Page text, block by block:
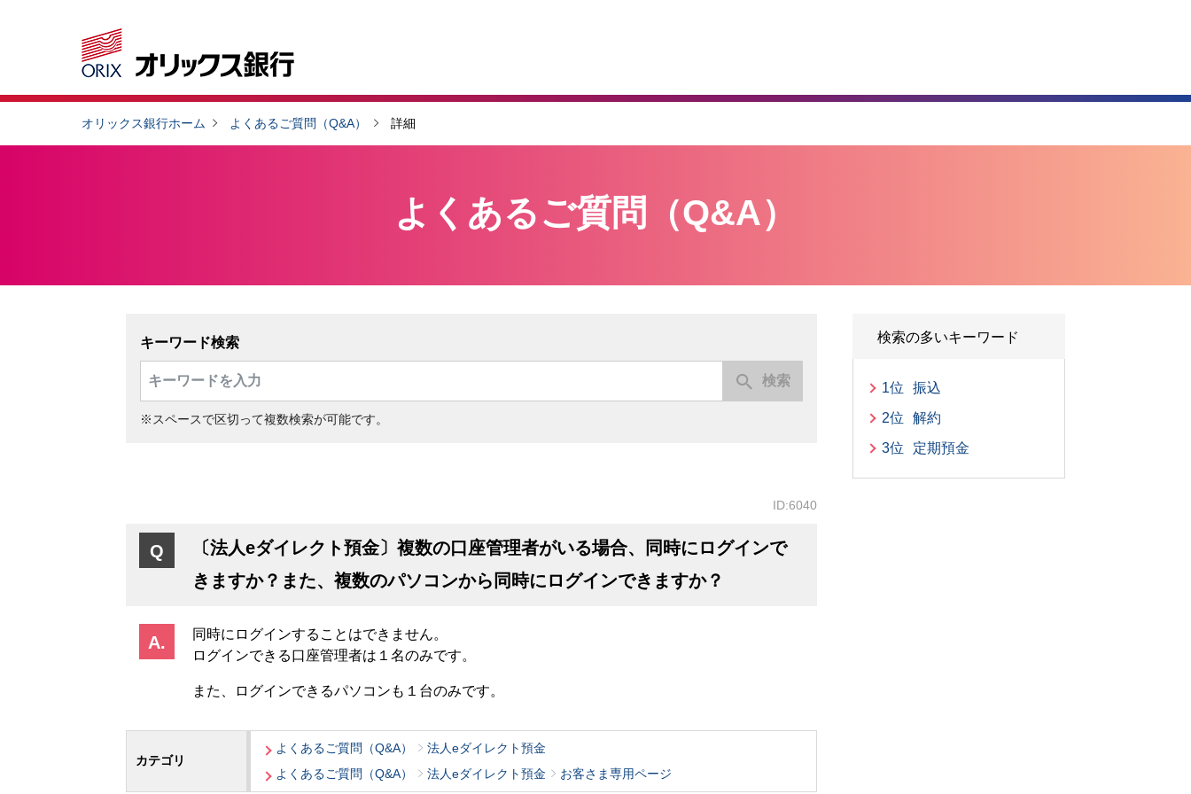
オリックス銀行ホーム よくあるご質問（Q&A） 詳細
よくあるご質問（Q&A）
検索の多いキーワード
1位
振込
2位
解約
3位
定期預金
キーワード検索
※スペースで区切って複数検索が可能です。
ID:6040
〔法人eダイレクト預金〕複数の口座管理者がいる場合、同時にログインで
きますか？また、複数のパソコンから同時にログインできますか？
同時にログインすることはできません。
ログインできる口座管理者は１名のみです。
また、ログインできるパソコンも１台のみです。
カテゴリ
よくあるご質問（Q&A）
法人eダイレクト預金
よくあるご質問（Q&A）
法人eダイレクト預金 お客さま専用ページ